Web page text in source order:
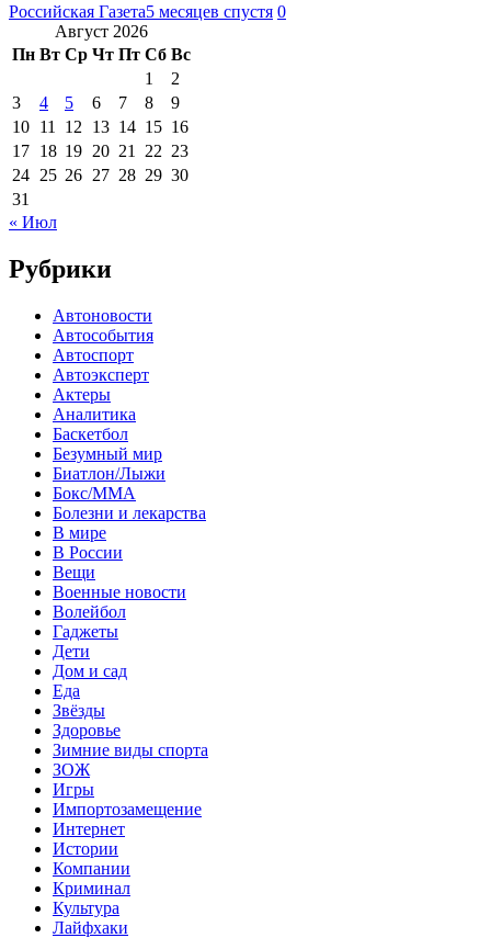
Российская Газета5 месяцев спустя 0
Август 2026
Пн Вт Ср Чт Пт Сб Вс
1
2
3
4 5 6 7 8
9
10 11 12 13 14 15 16
17 18 19 20 21 22 23
24 25 26 27 28 29 30
31
« Июл
Рубрики
Автоновости
Автособытия
Автоспорт
Автоэксперт
Актеры
Аналитика
Баскетбол
Безумный мир
Биатлон/Лыжи
Бокс/MMA
Болезни и лекарства
В мире
В России
Вещи
Военные новости
Волейбол
Гаджеты
Дети
Дом и сад
Еда
Звёзды
Здоровье
Зимние виды спорта
ЗОЖ
Игры
Импортозамещение
Интернет
Истории
Компании
Криминал
Культура
Лайфхаки